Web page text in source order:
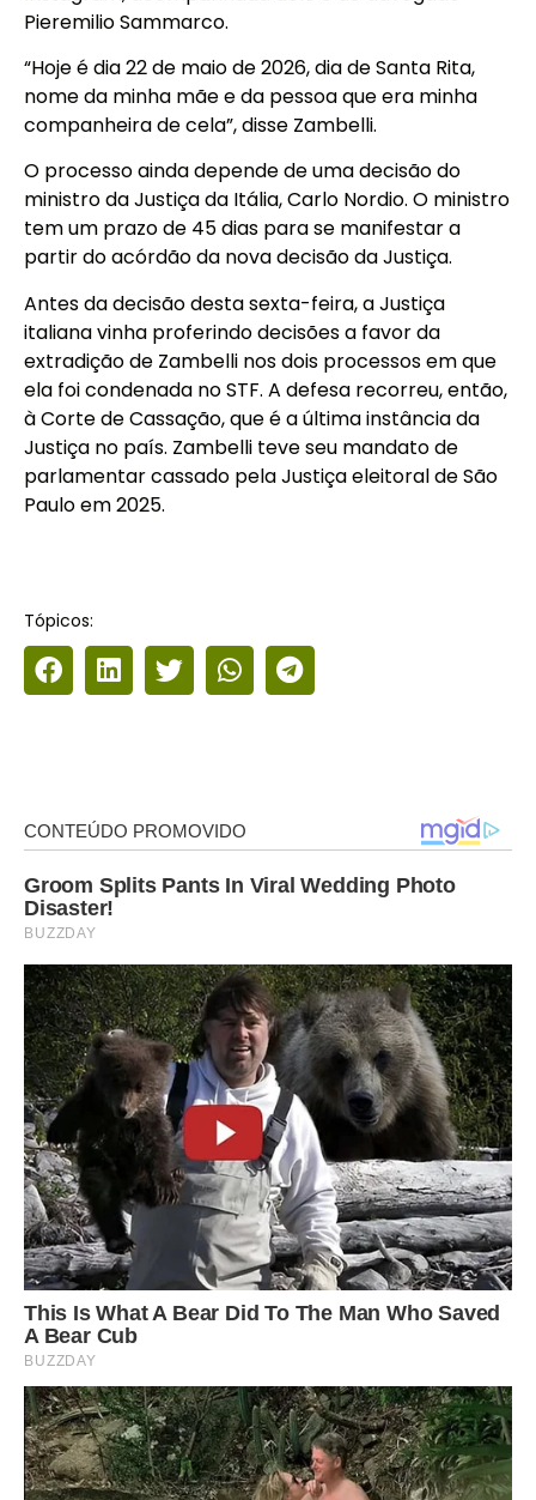
Pieremilio Sammarco.
“Hoje é dia 22 de maio de 2026, dia de Santa Rita,
nome da minha mãe e da pessoa que era minha
companheira de cela”, disse Zambelli.
O processo ainda depende de uma decisão do
ministro da Justiça da Itália, Carlo Nordio. O ministro
tem um prazo de 45 dias para se manifestar a
partir do acórdão da nova decisão da Justiça.
Antes da decisão desta sexta-feira, a Justiça
italiana vinha proferindo decisões a favor da
extradição de Zambelli nos dois processos em que
ela foi condenada no STF. A defesa recorreu, então,
à Corte de Cassação, que é a última instância da
Justiça no país. Zambelli teve seu mandato de
parlamentar cassado pela Justiça eleitoral de São
Paulo em 2025.
Tópicos: